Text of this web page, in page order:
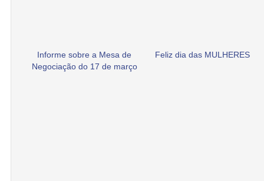
Informe sobre a Mesa de
Negociação do 17 de março
Feliz dia das MULHERES